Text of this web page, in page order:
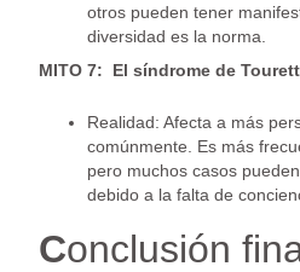
otros pueden tener
diversidad es la norma.
MITO 7: El síndrome de
Realidad: Afecta a más
comúnmente. Es más
pero muchos casos
debido a la falta de
Conclusión